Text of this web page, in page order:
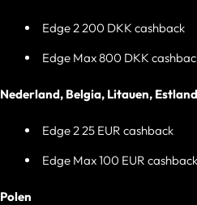
Edge 2 200 DKK cashback
Edge Max 800 DKK
Nederland, Belgia, Litauen,
Edge 2 25 EUR cashback
Edge Max 100 EUR cashback
Polen